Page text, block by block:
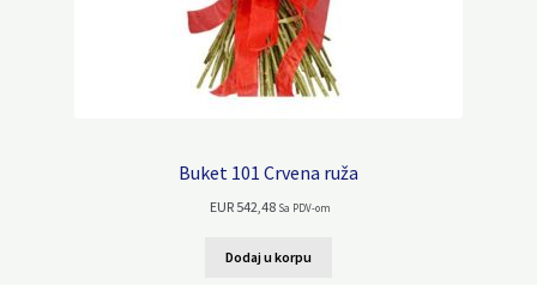
Buket 101 Crvena ruža
EUR 542,48 Sa PDV-om
Dodaj u korpu